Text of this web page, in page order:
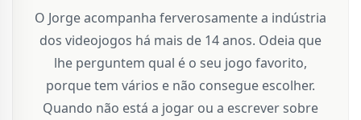
O Jorge acompanha ferverosamente a indústria
dos videojogos há mais de 14 anos. Odeia que
lhe perguntem qual é o seu jogo favorito,
porque tem vários e não consegue escolher.
Quando não está a jogar ou a escrever sobre